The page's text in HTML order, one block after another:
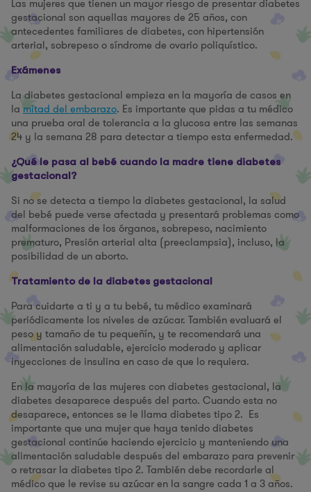
Las mujeres que tienen un mayor riesgo de presentar diabetes
gestacional son aquellas mayores de 25 años, con
antecedentes familiares de diabetes, con hipertensión
arterial, sobrepeso o síndrome de ovario poliquístico.
Exámenes
La diabetes gestacional empieza en la mayoría de casos en
lamitad del embarazo. Es importante que pidas a tu médico
una prueba oral de tolerancia a la glucosa entre las semanas
24 y la semana 28 para detectar a tiempo esta enfermedad.
¿Qué le pasa al bebé cuando la madre tiene diabetes
gestacional?
Si no se detecta a tiempo la diabetes gestacional, la salud
del bebé puede verse afectada y presentará problemas como
malformaciones de los órganos, sobrepeso, nacimiento
prematuro, Presión arterial alta (preeclampsia), incluso, la
posibilidad de un aborto.
Tratamiento de la diabetes gestacional
Para cuidarte a ti y a tu bebé, tu médico examinará
periódicamente los niveles de azúcar. También evaluará el
peso y tamaño de tu pequeñín, y te recomendará una
alimentación saludable, ejercicio moderado y aplicar
inyecciones de insulina en caso de que lo requiera.
En la mayoría de las mujeres con diabetes gestacional, la
diabetes desaparece después del parto. Cuando esta no
desaparece, entonces se le llama diabetes tipo 2. Es
importante que una mujer que haya tenido diabetes
gestacional continúe haciendo ejercicio y manteniendo una
alimentación saludable después del embarazo para prevenir
o retrasar la diabetes tipo 2. También debe recordarle al
médico que le revise su azúcar en la sangre cada 1 a 3 años.